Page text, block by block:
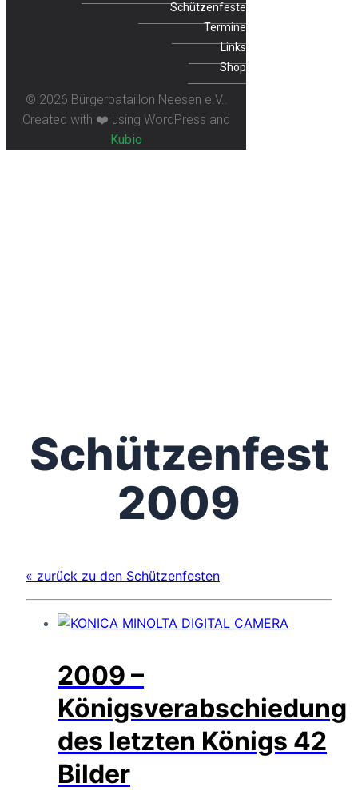
Schützenfeste
Termine
Links
Shop
© 2026 Bürgerbataillon Neesen e.V..
Created with ❤️ using WordPress and
Kubio
Schützenfest
2009
« zurück zu den Schützenfesten
2009 –
Königsverabschiedung
des letzten Königs 42
Bilder